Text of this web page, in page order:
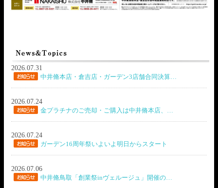
2026.07.31
中井脩本店・倉吉店・ガーデン3店舗合同決算…
2026.07.24
金プラチナのご売却・ご購入は中井脩本店、…
2026.07.24
ガーデン16周年祭いよいよ明日からスタート
2026.07.06
中井脩鳥取「創業祭inヴェルージュ」開催の…